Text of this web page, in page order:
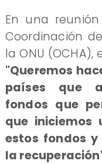
En una
Coordinación
la ONU
"Queremos
países que
fondos que
que iniciemos
estos fondos
la